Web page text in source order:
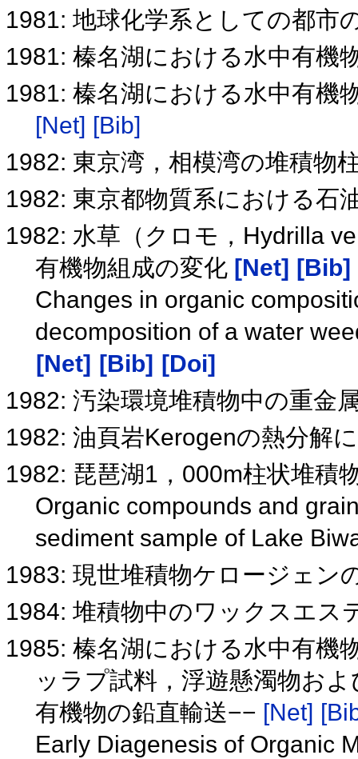
1981: 地球化学系としての都市
1981: 榛名湖における水中有機
1981: 榛名湖における水中有機
[Net] [Bib]
1982: 東京湾，相模湾の堆積物
1982: 東京都物質系における石
1982: 水草（クロモ，Hydrilla
有機物組成の変化 [Net] [Bib]
Changes in organic
decomposition of a water
[Net] [Bib] [Doi]
1982: 汚染環境堆積物中の重金
1982: 油頁岩Kerogenの熱分解
1982: 琵琶湖1，000m柱状堆積
Organic compounds and
sediment sample of Lake
1983: 現世堆積物ケロージェン
1984: 堆積物中のワックスエス
1985: 榛名湖における水中有機
ッラプ試料，浮遊懸濁物お
有機物の鉛直輸送−− [Net]
Early Diagenesis of Organic